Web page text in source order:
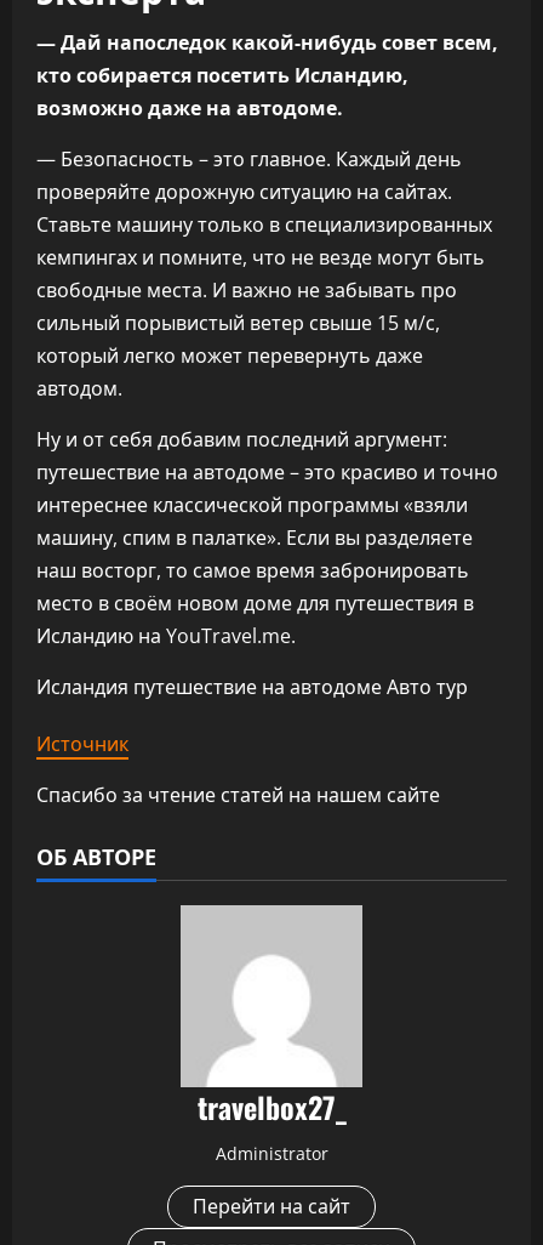
— Дай напоследок какой-нибудь совет всем,
кто собирается посетить Исландию,
возможно даже на автодоме.
— Безопасность – это главное. Каждый день
проверяйте дорожную ситуацию на сайтах.
Ставьте машину только в специализированных
кемпингах и помните, что не везде могут быть
свободные места. И важно не забывать про
сильный порывистый ветер свыше 15 м/с,
который легко может перевернуть даже
автодом.
Ну и от себя добавим последний аргумент:
путешествие на автодоме – это красиво и точно
интереснее классической программы «взяли
машину, спим в палатке». Если вы разделяете
наш восторг, то самое время забронировать
место в своём новом доме для путешествия в
Исландию на YouTravel.me.
Исландия путешествие на автодоме Авто тур
Источник
Спасибо за чтение статей на нашем сайте
ОБ АВТОРЕ
travelbox27_
Administrator
Перейти на сайт